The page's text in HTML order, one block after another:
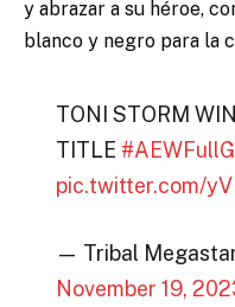
y abrazar a su héroe,
blanco y negro para la
TONI STORM
TITLE
pic.twitter.com/
— Tribal
November 19,